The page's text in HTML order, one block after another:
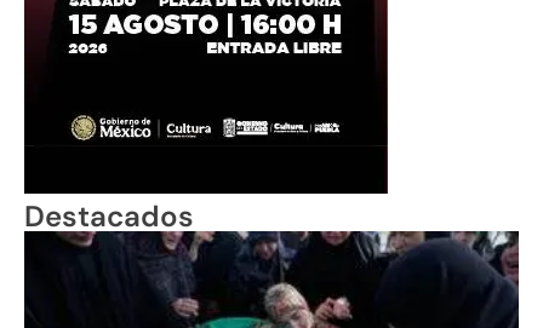
Destacados